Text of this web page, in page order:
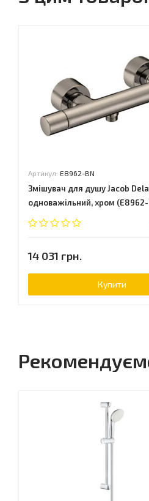
Артикул: E8962-BN
Змішувач для душу Jacob
одноважільний, хром
14 031 грн.
Купити